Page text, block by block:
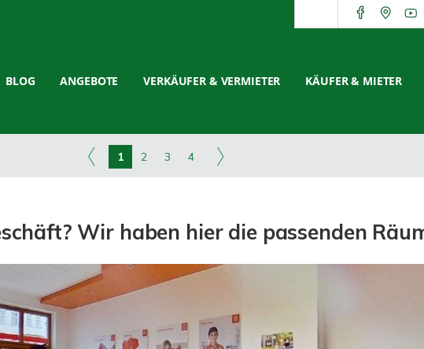
BLOG ANGEBOTE VERKÄUFER & VERMIETER KÄUFER & MIETER
1 2 3 4
Wir haben hier die passenden